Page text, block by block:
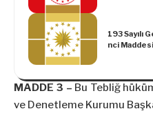
193 Sayılı
nci
MADDE 3 – Bu Tebliğ
ve Denetleme Kurumu